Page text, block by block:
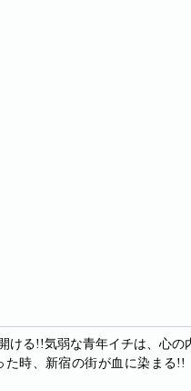
ける!!気弱な青年イチは、心の
時、新宿の街が血に染まる!!